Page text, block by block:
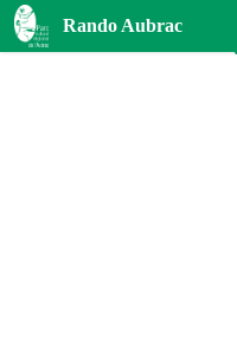
Rando Aubrac